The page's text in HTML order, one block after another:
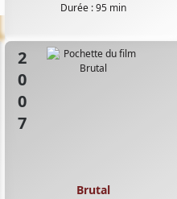
Durée : 95 min
2007
Brutal